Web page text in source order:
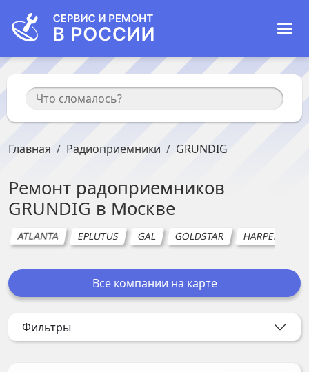
Главная Радиоприемники GRUNDIG
Ремонт радоприемников
GRUNDIG в Москве
ATLANTA EPLUTUS GAL GOLDSTAR HARPER
Все компании на карте
Фильтры